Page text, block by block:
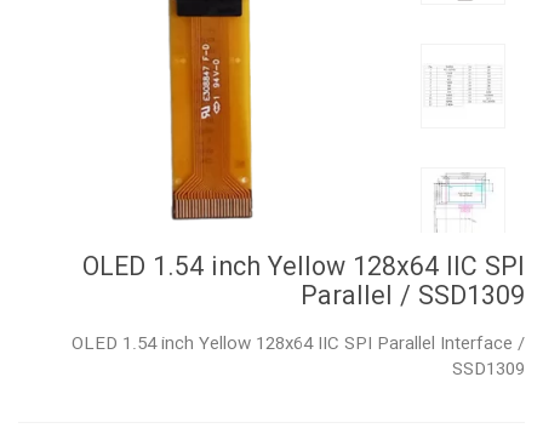
OLED 1.54 inch Yellow 128x64 IIC SPI
Parallel / SSD1309
OLED 1.54 inch Yellow 128x64 IIC SPI Parallel Interface /
SSD1309